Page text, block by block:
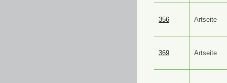
356 Artseite
369 Artseite